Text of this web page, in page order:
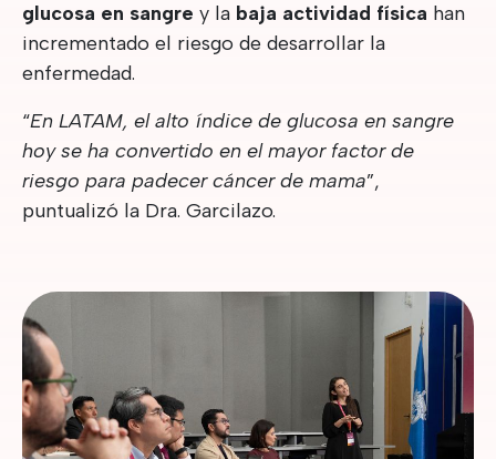
glucosa en sangre y la baja actividad física han
incrementado el riesgo de desarrollar la
enfermedad.
“En LATAM, el alto índice de glucosa en sangre
hoy se ha convertido en el mayor factor de
riesgo para padecer cáncer de mama”,
puntualizó la Dra. Garcilazo.